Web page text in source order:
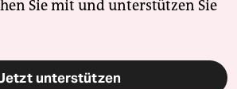
Sie mit und unterstützen Sie
unterstützen